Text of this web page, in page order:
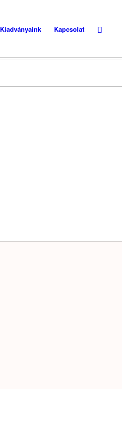
Kiadványaink Kapcsolat